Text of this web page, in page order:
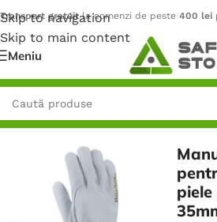
Skip to navigation
Skip to main content
Transport gratuitla comenzi de peste 400 lei
Meniu
Prima pagină/Mănuși